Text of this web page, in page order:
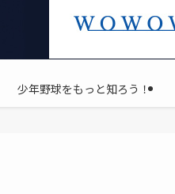
少年野球をもっと知ろう！